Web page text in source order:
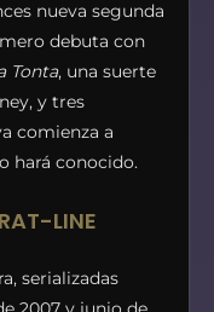
nueva segunda
debuta con
Tonta, una suerte
y tres
comienza a
hará conocido.
LINE
serializadas